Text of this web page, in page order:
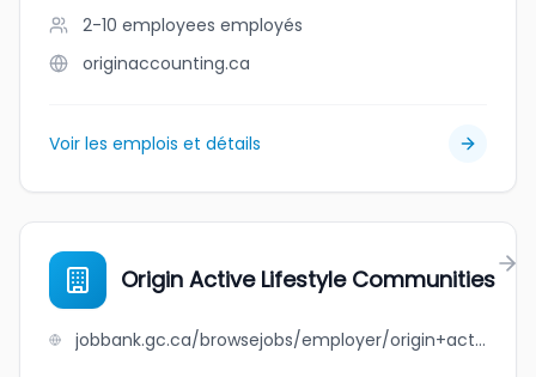
2-10 employees employés
originaccounting.ca
Voir les emplois et détails
Origin Active Lifestyle Communities
jobbank.gc.ca/browsejobs/employer/origin+active+lifestyle+communities/ca